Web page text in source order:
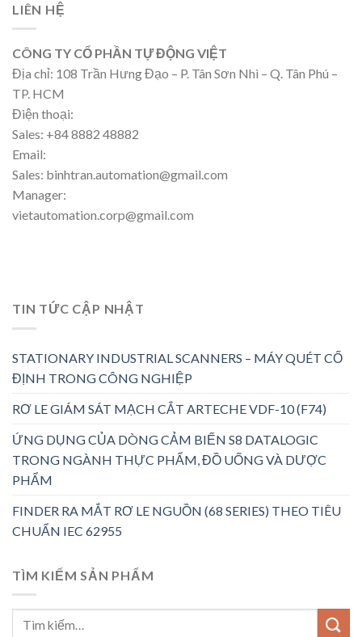
LIÊN HỆ
CÔNG TY CỔ PHẦN TỰ ĐỘNG VIỆT
Địa chỉ: 108 Trần Hưng Đạo – P. Tân Sơn Nhì – Q. Tân Phú –
TP. HCM
Điện thoại:
Sales: +84 8882 48882
Email:
Sales: binhtran.automation@gmail.com
Manager:
vietautomation.corp@gmail.com
TIN TỨC CẬP NHẬT
STATIONARY INDUSTRIAL SCANNERS – MÁY QUÉT CỐ
ĐỊNH TRONG CÔNG NGHIỆP
RƠ LE GIÁM SÁT MẠCH CẮT ARTECHE VDF-10 (F74)
ỨNG DỤNG CỦA DÒNG CẢM BIẾN S8 DATALOGIC
TRONG NGÀNH THỰC PHẨM, ĐỒ UỐNG VÀ DƯỢC
PHẨM
FINDER RA MẮT RƠ LE NGUỒN (68 SERIES) THEO TIÊU
CHUẨN IEC 62955
TÌM KIẾM SẢN PHẨM